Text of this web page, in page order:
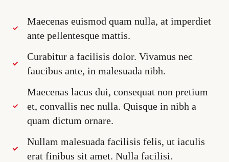
Maecenas euismod quam nulla, at imperdiet
ante pellentesque mattis.
Curabitur a facilisis dolor. Vivamus nec
faucibus ante, in malesuada nibh.
Maecenas lacus dui, consequat non pretium
et, convallis nec nulla. Quisque in nibh a
quam dictum ornare.
Nullam malesuada facilisis felis, ut iaculis
erat finibus sit amet. Nulla facilisi.